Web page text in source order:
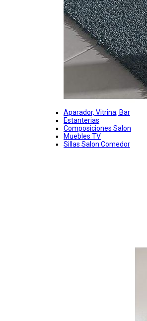
Aparador, Vitrina, Bar
Estanterias
Composiciones Salon
Muebles TV
Sillas Salon Comedor